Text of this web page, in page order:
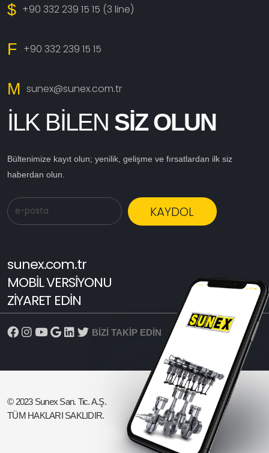
$ +90 332 239 15 15 (3 line)
F +90 332 239 15 15
M sunex@sunex.com.tr
İLK BİLEN SİZ OLUN
Bültenimize kayıt olun; yenilik, gelişme ve fırsatlardan ilk siz
haberdan olun.
KAYDOL
sunex.com.tr
MOBİL VERSİYONU
ZİYARET EDİN
BİZİ TAKİP EDİN
© 2023 Sunex San. Tic. A.Ş.
TÜM HAKLARI SAKLIDIR.